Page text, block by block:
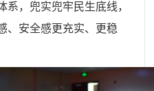
，兜实兜牢民生底线，
、安全感更充实、更稳